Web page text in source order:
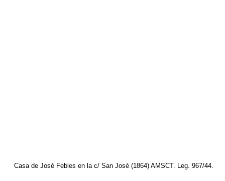
Casa de José Febles en la c/ San José (1864) AMSCT. Leg. 967/44.